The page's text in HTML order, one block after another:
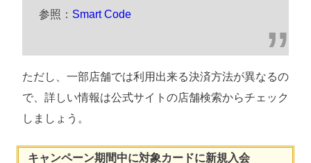
参照： Smart Code
ただし、一部店舗では利用出来る決済方法が異なるの
で、詳しい情報は公式サイトの店舗検索からチェック
しましょう。
キャンペーン期間中に対象カードに新規入会